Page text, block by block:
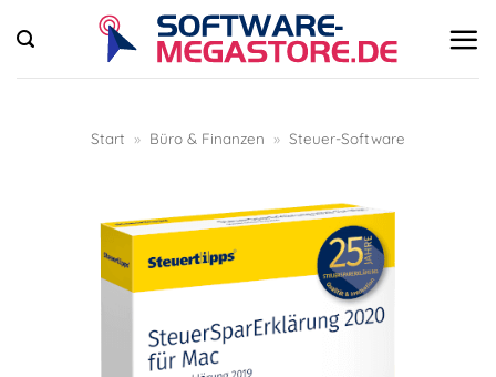
Inhalt
springen
Start » Büro & Finanzen » Steuer-Software